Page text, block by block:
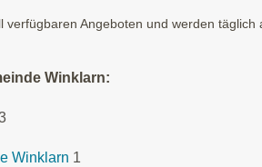
Angeboten und werden täglich
Winklarn:
Winklarn 1